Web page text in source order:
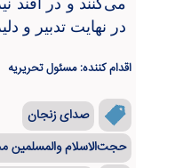
می‌کنند و در آفند
در نهایت تدبیر و
اقدام کننده: مسئول تحریریه
صدای زنجان
حجت‌الاسلام والمسلمین